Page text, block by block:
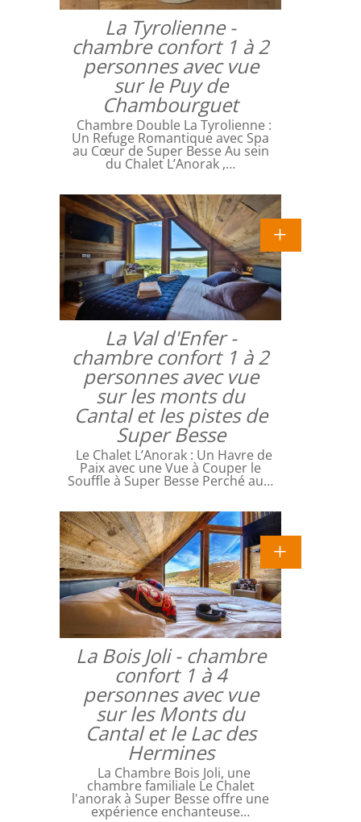
La Tyrolienne -
chambre confort 1 à 2
personnes avec vue
sur le Puy de
Chambourguet
Chambre Double La Tyrolienne :
Un Refuge Romantique avec Spa
au Cœur de Super Besse Au sein
du Chalet L’Anorak ,…
La Val d'Enfer -
chambre confort 1 à 2
personnes avec vue
sur les monts du
Cantal et les pistes de
Super Besse
Le Chalet L’Anorak : Un Havre de
Paix avec une Vue à Couper le
Souffle à Super Besse Perché au…
La Bois Joli - chambre
confort 1 à 4
personnes avec vue
sur les Monts du
Cantal et le Lac des
Hermines
La Chambre Bois Joli, une
chambre familiale Le Chalet
l'anorak à Super Besse offre une
expérience enchanteuse…